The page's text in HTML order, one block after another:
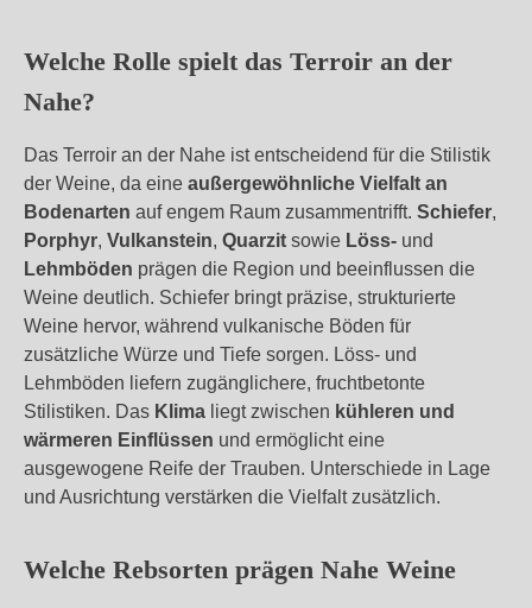
Welche Rolle spielt das Terroir an der
Nahe?
Das Terroir an der Nahe ist entscheidend für die Stilistik
der Weine, da eine außergewöhnliche Vielfalt an
Bodenarten auf engem Raum zusammentrifft. Schiefer,
Porphyr, Vulkanstein, Quarzit sowie Löss- und
Lehmböden prägen die Region und beeinflussen die
Weine deutlich. Schiefer bringt präzise, strukturierte
Weine hervor, während vulkanische Böden für
zusätzliche Würze und Tiefe sorgen. Löss- und
Lehmböden liefern zugänglichere, fruchtbetonte
Stilistiken. Das Klima liegt zwischen kühleren und
wärmeren Einflüssen und ermöglicht eine
ausgewogene Reife der Trauben. Unterschiede in Lage
und Ausrichtung verstärken die Vielfalt zusätzlich.
Welche Rebsorten prägen Nahe Weine